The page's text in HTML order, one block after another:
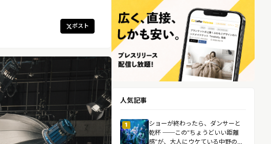
ポスト
人気記事
1
ショーが終わったら、ダンサーと
乾杯 ──この“ちょうどいい距離
感”が、大人にウケている中野の